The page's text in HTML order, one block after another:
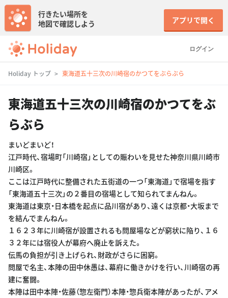
ログイン
行きたい場所を
地図で確認しよう
アプリで開く
Holiday トップ 東海道五十三次の川崎宿のかつてをぶらぶら
東海道五十三次の川崎宿のかつてをぶ
らぶら
まいどまいど！
江戸時代、宿場町「川崎宿」としての賑わいを見せた神奈川県川崎市
川崎区。
ここは江戸時代に整備された五街道の一つ「東海道」で宿場を指す
「東海道五十三次」の２番目の宿場として知られてまんねん。
東海道は東京・日本橋を起点に品川宿があり、遠くは京都・大坂まで
を結んでまんねん。
１６２３年に川崎宿が設置されるも問屋場などが窮状に陥り、１６
３２年には宿役人が幕府へ廃止を訴えた。
伝馬の負担が引き上げられ、財政がさらに困窮。
問屋で名主、本陣の田中休愚は、幕府に働きかけを行い、川崎宿の再
建に奮闘。
本陣は田中本陣・佐藤（惣左衛門）本陣・惣兵衛本陣があったが、アメ